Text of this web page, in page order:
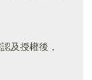
及授權後，